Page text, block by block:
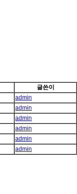
글쓴이
admin
admin
admin
admin
admin
admin